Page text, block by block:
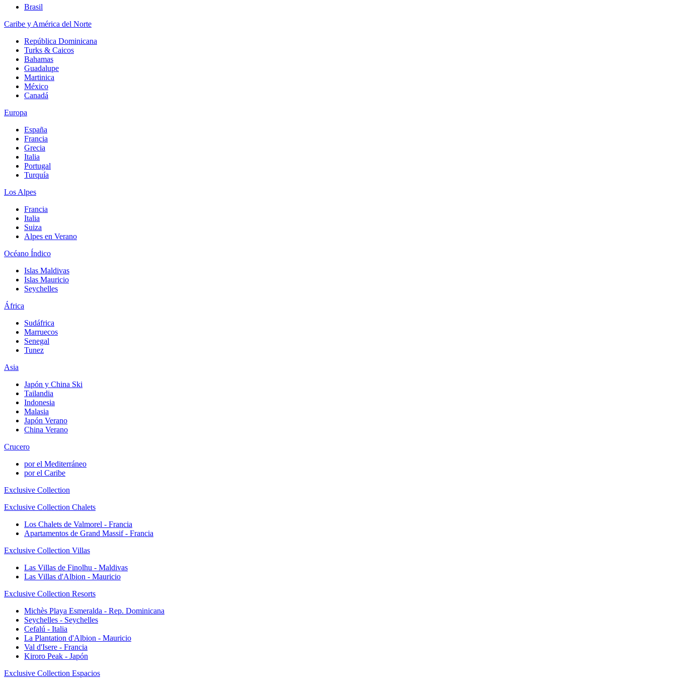
Brasil
Caribe y América del Norte
República Dominicana
Turks & Caicos
Bahamas
Guadalupe
Martinica
México
Canadá
Europa
España
Francia
Grecia
Italia
Portugal
Turquía
Los Alpes
Francia
Italia
Suiza
Alpes en Verano
Océano Índico
Islas Maldivas
Islas Mauricio
Seychelles
África
Sudáfrica
Marruecos
Senegal
Tunez
Asia
Japón y China Ski
Tailandia
Indonesia
Malasia
Japón Verano
China Verano
Crucero
por el Mediterráneo
por el Caribe
Exclusive Collection
Exclusive Collection Chalets
Los Chalets de Valmorel - Francia
Apartamentos de Grand Massif - Francia
Exclusive Collection Villas
Las Villas de Finolhu - Maldivas
Las Villas d'Albion - Mauricio
Exclusive Collection Resorts
Michès Playa Esmeralda - Rep. Dominicana
Seychelles - Seychelles
Cefalú - Italia
La Plantation d'Albion - Mauricio
Val d'Isere - Francia
Kiroro Peak - Japón
Exclusive Collection Espacios